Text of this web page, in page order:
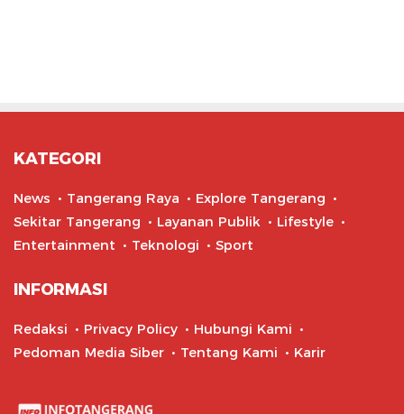
KATEGORI
News Tangerang Raya
Explore Tangerang
Sekitar Tangerang
Layanan Publik
Lifestyle
Entertainment
Teknologi Sport
INFORMASI
Redaksi Privacy Policy
Hubungi Kami
Pedoman Media Siber
Tentang Kami Karir